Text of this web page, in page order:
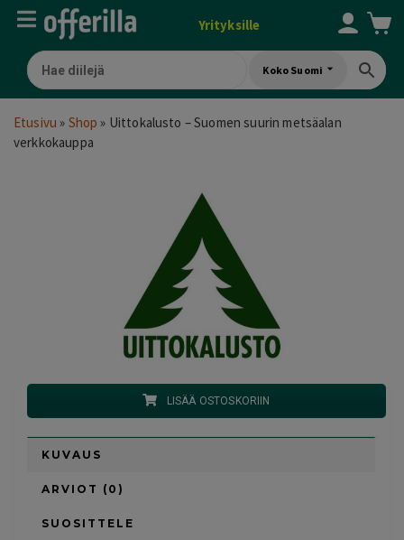
Yrityksille
Koko Suomi
Etusivu » Shop » Uittokalusto – Suomen suurin metsäalan
verkkokauppa
LISÄÄ OSTOSKORIIN
KUVAUS
ARVIOT (0)
SUOSITTELE